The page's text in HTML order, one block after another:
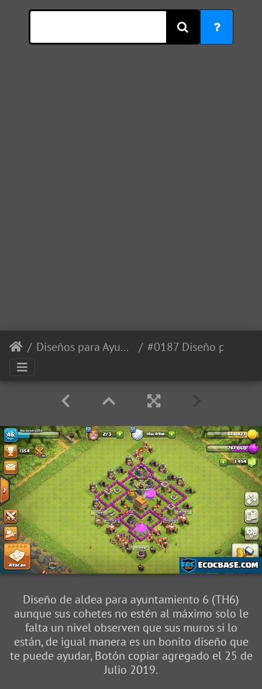
Diseños para Ayuntamiento 6
Diseño de aldea para ayuntamiento 6 (TH6)
aunque sus cohetes no estén al máximo solo le
falta un nivel observen que sus muros si lo
están, de igual manera es un bonito diseño que
te puede ayudar, Botón copiar agregado el 25 de
Julio 2019.